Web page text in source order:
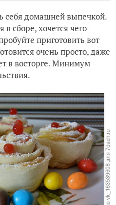
себя домашней выпечкой.
в сборе, хочется чего-
приготовить вот
очень просто, даже
в восторге. Минимум